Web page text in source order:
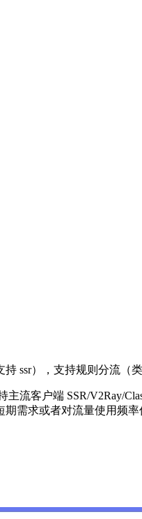
ssr），支持规则分流（
客户端 SSR/V2Ray/
需求或者对流量使用频